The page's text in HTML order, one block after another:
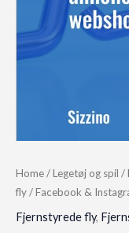
Home/Legetøj og spil /
fly/ Facebook &
Fjernstyrede fly,